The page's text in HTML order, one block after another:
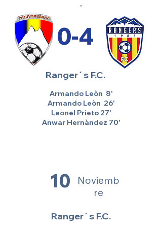
-
0-4
Ranger´s F.C.
Armando Leòn 8'
Armando Leòn 26'
Leonel Prieto 27'
Anwar Hernàndez 70'
10
Noviemb
re
Ranger´s F.C.